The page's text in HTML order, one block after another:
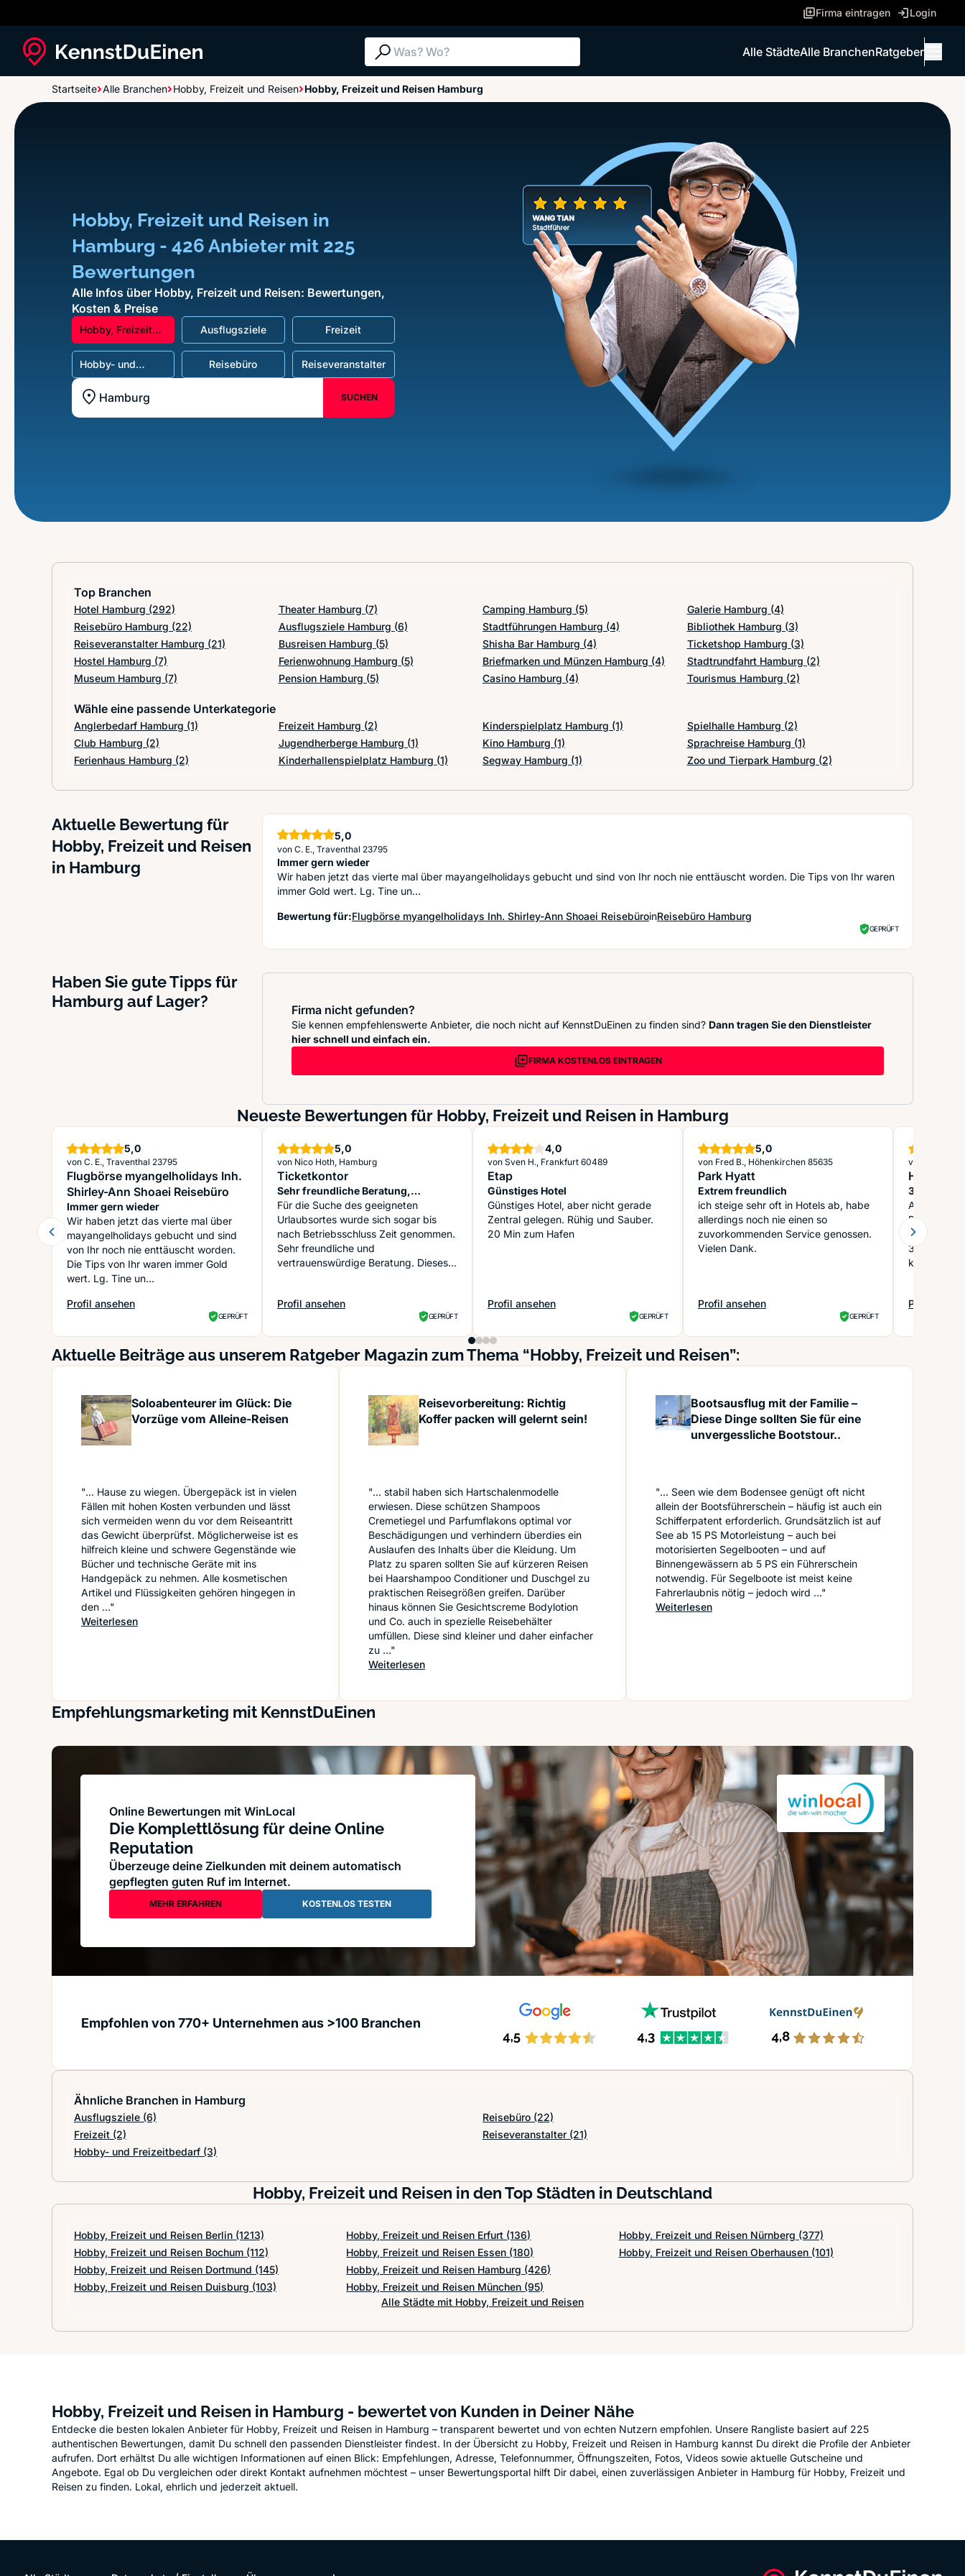
Firma eintragen Login
Suche: Was? Wo?
Alle StädteAlle BranchenRatgeber
Startseite Alle Branchen Hobby, Freizeit und Reisen Hobby, Freizeit und Reisen Hamburg
Hobby, Freizeit und Reisen in
Hamburg - 426 Anbieter mit 225
Bewertungen
Alle Infos über Hobby, Freizeit und Reisen: Bewertungen,
Kosten & Preise
Hobby, Freizeit
und Reisen
Ausflugsziele Freizeit
Hobby- und
Freizeitbedarf
Reisebüro Reiseveranstalter
Standort z.B. Frankfurt am Main
SUCHEN
Top Branchen
Hotel Hamburg (292)
Reisebüro Hamburg (22)
Reiseveranstalter Hamburg (21)
Hostel Hamburg (7)
Museum Hamburg (7)
Theater Hamburg (7)
Ausflugsziele Hamburg (6)
Busreisen Hamburg (5)
Ferienwohnung Hamburg (5)
Pension Hamburg (5)
Camping Hamburg (5)
Stadtführungen Hamburg (4)
Shisha Bar Hamburg (4)
Briefmarken und Münzen Hamburg (4)
Casino Hamburg (4)
Galerie Hamburg (4)
Bibliothek Hamburg (3)
Ticketshop Hamburg (3)
Stadtrundfahrt Hamburg (2)
Tourismus Hamburg (2)
Wähle eine passende Unterkategorie
Anglerbedarf Hamburg (1)
Club Hamburg (2)
Ferienhaus Hamburg (2)
Freizeit Hamburg (2)
Jugendherberge Hamburg (1)
Kinderhallenspielplatz Hamburg (1)
Kinderspielplatz Hamburg (1)
Kino Hamburg (1)
Segway Hamburg (1)
Spielhalle Hamburg (2)
Sprachreise Hamburg (1)
Zoo und Tierpark Hamburg (2)
Aktuelle Bewertung für
Hobby, Freizeit und Reisen
in Hamburg
5,0Sterne
von C. E., Traventhal 23795
Immer gern wieder
Wir haben jetzt das vierte mal über mayangelholidays gebucht und sind von Ihr noch nie enttäuscht worden. Die Tips von Ihr waren
immer Gold wert. Lg. Tine un...
Bewertung für:Flugbörse myangelholidays Inh. Shirley-Ann Shoaei ReisebüroinReisebüro Hamburg
GEPRÜFT
Haben Sie gute Tipps für
Hamburg auf Lager?
Firma nicht gefunden?
Sie kennen empfehlenswerte Anbieter, die noch nicht auf KennstDuEinen zu finden sind? Dann tragen Sie den Dienstleister
hier schnell und einfach ein.
FIRMA KOSTENLOS EINTRAGEN
Neueste Bewertungen für Hobby, Freizeit und Reisen in Hamburg
5,0Sterne
von C. E., Traventhal 23795
Flugbörse myangelholidays Inh.
Shirley-Ann Shoaei Reisebüro
Immer gern wieder
Wir haben jetzt das vierte mal über
mayangelholidays gebucht und sind
von Ihr noch nie enttäuscht worden.
Die Tips von Ihr waren immer Gold
wert. Lg. Tine un...
Profil ansehen
: Flugbörse myangelholidays Inh. Shirley-Ann Shoaei Reisebüro
GEPRÜFT
5,0Sterne
von Nico Hoth, Hamburg
Ticketkontor
Sehr freundliche Beratung,
kompetentes Team!
Für die Suche des geeigneten
Urlaubsortes wurde sich sogar bis
nach Betriebsschluss Zeit genommen.
Sehr freundliche und
vertrauenswürdige Beratung. Dieses...
Profil ansehen
: Ticketkontor
GEPRÜFT
4,0Sterne
von Sven H., Frankfurt 60489
Etap
Günstiges Hotel
Günstiges Hotel, aber nicht gerade
Zentral gelegen. Rühig und Sauber.
20 Min zum Hafen
Profil ansehen
: Etap
GEPRÜFT
5,0Sterne
von Fred B., Höhenkirchen 85635
Park Hyatt
Extrem freundlich
ich steige sehr oft in Hotels ab, habe
allerdings noch nie einen so
zuvorkommenden Service genossen.
Vielen Dank.
Profil ansehen
: Park Hyatt
GEPRÜFT
von V. R.,
Hotel
3 Sterne
leider nur
3,3 x 3,3
klein und
Profil
: Hotel
Aktuelle Beiträge aus unserem Ratgeber Magazin zum Thema “Hobby, Freizeit und Reisen”:
Soloabenteurer im Glück: Die
Vorzüge vom Alleine-Reisen
"... Hause zu wiegen. Übergepäck ist in vielen
Fällen mit hohen Kosten verbunden und lässt
sich vermeiden wenn du vor dem Reiseantritt
das Gewicht überprüfst. Möglicherweise ist es
hilfreich kleine und schwere Gegenstände wie
Bücher und technische Geräte mit ins
Handgepäck zu nehmen. Alle kosmetischen
Artikel und Flüssigkeiten gehören hingegen in
den ..."
Weiterlesen: Soloabenteurer im Glück: Die Vorzüge vom Alleine-Reisen
Reisevorbereitung: Richtig
Koffer packen will gelernt sein!
"... stabil haben sich Hartschalenmodelle
erwiesen. Diese schützen Shampoos
Cremetiegel und Parfumflakons optimal vor
Beschädigungen und verhindern überdies ein
Auslaufen des Inhalts über die Kleidung. Um
Platz zu sparen sollten Sie auf kürzeren Reisen
bei Haarshampoo Conditioner und Duschgel zu
praktischen Reisegrößen greifen. Darüber
hinaus können Sie Gesichtscreme Bodylotion
und Co. auch in spezielle Reisebehälter
umfüllen. Diese sind kleiner und daher einfacher
zu ..."
Weiterlesen: Reisevorbereitung: Richtig Koffer packen will gelernt sein!
Bootsausflug mit der Familie –
Diese Dinge sollten Sie für eine
unvergessliche Bootstour..
"... Seen wie dem Bodensee genügt oft nicht
allein der Bootsführerschein – häufig ist auch ein
Schifferpatent erforderlich. Grundsätzlich ist auf
See ab 15 PS Motorleistung – auch bei
motorisierten Segelbooten – und auf
Binnengewässern ab 5 PS ein Führerschein
notwendig. Für Segelboote ist meist keine
Fahrerlaubnis nötig – jedoch wird ..."
Weiterlesen: Bootsausflug mit der Familie – Diese Dinge sollten
Empfehlungsmarketing mit KennstDuEinen
Online Bewertungen mit WinLocal
Die Komplettlösung für deine Online
Reputation
Überzeuge deine Zielkunden mit deinem automatisch
gepflegten guten Ruf im Internet.
MEHR ERFAHREN KOSTENLOS TESTEN
Empfohlen von 770+ Unternehmen aus >100 Branchen
Ähnliche Branchen in Hamburg
Ausflugsziele (6)
Freizeit (2)
Hobby- und Freizeitbedarf (3)
Reisebüro (22)
Reiseveranstalter (21)
Hobby, Freizeit und Reisen in den Top Städten in Deutschland
Hobby, Freizeit und Reisen Berlin (1213)
Hobby, Freizeit und Reisen Bochum (112)
Hobby, Freizeit und Reisen Dortmund (145)
Hobby, Freizeit und Reisen Duisburg (103)
Hobby, Freizeit und Reisen Erfurt (136)
Hobby, Freizeit und Reisen Essen (180)
Hobby, Freizeit und Reisen Hamburg (426)
Hobby, Freizeit und Reisen München (95)
Hobby, Freizeit und Reisen Nürnberg (377)
Hobby, Freizeit und Reisen Oberhausen (101)
Alle Städte mit Hobby, Freizeit und Reisen
Hobby, Freizeit und Reisen in Hamburg - bewertet von Kunden in Deiner Nähe
Entdecke die besten lokalen Anbieter für Hobby, Freizeit und Reisen in Hamburg – transparent bewertet und von echten Nutzern empfohlen. Unsere Rangliste basiert auf 225
authentischen Bewertungen, damit Du schnell den passenden Dienstleister findest. In der Übersicht zu Hobby, Freizeit und Reisen in Hamburg kannst Du direkt die Profile der Anbieter
aufrufen. Dort erhältst Du alle wichtigen Informationen auf einen Blick: Empfehlungen, Adresse, Telefonnummer, Öffnungszeiten, Fotos, Videos sowie aktuelle Gutscheine und
Angebote. Egal ob Du vergleichen oder direkt Kontakt aufnehmen möchtest – unser Bewertungsportal hilft Dir dabei, einen zuverlässigen Anbieter in Hamburg für Hobby, Freizeit und
Reisen zu finden. Lokal, ehrlich und jederzeit aktuell.